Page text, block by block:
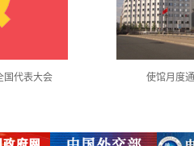
国代表大会 使馆月度